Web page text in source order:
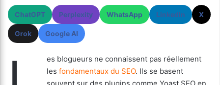
ChatGPT Perplexity WhatsApp LinkedIn X
Grok Google AI
es blogueurs ne connaissent pas réellement
les fondamentaux du SEO. Ils se basent